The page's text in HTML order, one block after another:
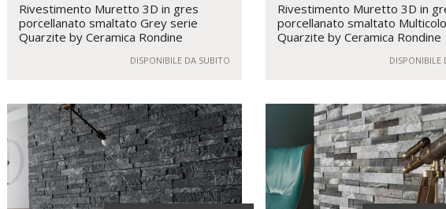
Rivestimento Muretto 3D in gres
porcellanato smaltato Grey serie
Quarzite by Ceramica Rondine
DISPONIBILE DA SUBITO
Rivestimento Muretto 3D in
porcellanato smaltato
Quarzite by Ceramica Rondine
DISPONIBILE